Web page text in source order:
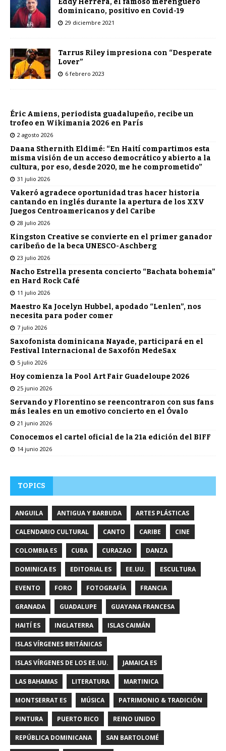
dominicano, positivo en Covid-19
29 diciembre 2021
Tarrus Riley impresiona con “Desperate
Lover”
6 febrero 2023
Éric Amiens, periodista guadalupeño, recibe un
trofeo en Wikimania 2026 en París
2 agosto 2026
Daana Sthernith Eldimé: “En Haití compartimos esta
misma visión de un acceso democrático y abierto a la
cultura, por eso, desde 2020, me he comprometido”
31 julio 2026
Vakeró agradece oportunidad tras hacer historia
cantando en inglés durante la apertura de los XXV
Juegos Centroamericanos y del Caribe
28 julio 2026
Kingston Creative se convierte en el primer ganador
caribeño de la beca UNESCO-Aschberg
23 julio 2026
Nacho Estrella presenta concierto “Bachata bohemia”
en Hard Rock Café
11 julio 2026
Maestro Ka Jocelyn Hubbel, apodado “Lenlen”, nos
necesita para poder comer
7 julio 2026
Saxofonista dominicana Nayade, participará en el
Festival Internacional de Saxofón MedeSax
5 julio 2026
Hoy comienza la Pool Art Fair Guadeloupe 2026
25 junio 2026
Servando y Florentino se reencontraron con sus fans
más leales en un emotivo concierto en el Óvalo
21 junio 2026
Conocemos el cartel oficial de la 21a edición del BIFF
14 junio 2026
TOPICS
ANGUILA ANTIGUA Y BARBUDA ARTES PLÁSTICAS
CALENDARIO CULTURAL CANTO CARIBE CINE
COLOMBIA ES CUBA CURAZAO DANZA
DOMINICA ES EDITORIAL ES EE.UU. ESCULTURA
EVENTO FORO FOTOGRAFÍA FRANCIA
GRANADA GUADALUPE GUAYANA FRANCESA
HAITÍ ES INGLATERRA ISLAS CAIMÁN
ISLAS VÍRGENES BRITÁNICAS
ISLAS VÍRGENES DE LOS EE.UU. JAMAICA ES
LAS BAHAMAS LITERATURA MARTINICA
MONTSERRAT ES MÚSICA PATRIMONIO & TRADICIÓN
PINTURA PUERTO RICO REINO UNIDO
REPÚBLICA DOMINICANA SAN BARTOLOMÉ